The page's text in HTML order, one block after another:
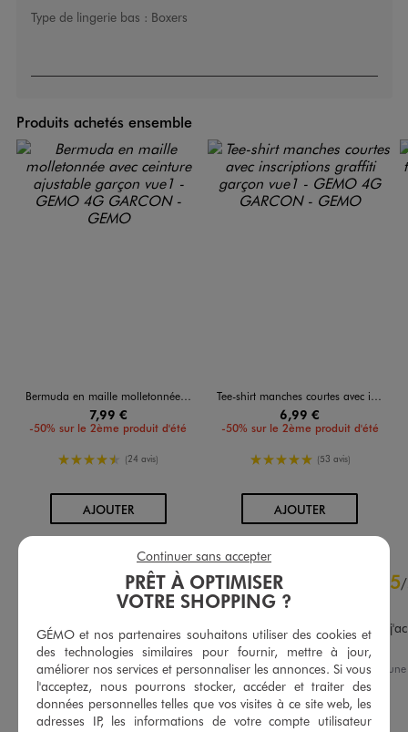
Type de lingerie bas : Boxers
Produits achetés ensemble
Bermuda en maille molletonnée avec ceinture ajustable garçon
7,99 €
-50% sur le 2ème produit d'été
4.5/5 de moyenne
(24 avis)
AJOUTERAU PANIER
Tee-shirt manches courtes avec inscriptions graffiti garçon
6,99 €
-50% sur le 2ème produit d'été
5/5 de moyenne
(53 avis)
AJOUTERAU PANIER
4.8/5
Basé sur166 avis soumis à un
contrôle
Voir tous les avis sur ce site
5/
Avis vérifié et récompensé
C'est la deuxième fois que
suis satisfaite.
Avis du19/07/2026 , suite à
06/07/2026
par I.L.
Signaler
PRÊT À OPTIMISER
VOTRE SHOPPING ?
GÉMO et nos partenaires souhaitons utiliser des cookies et
des technologies similaires pour fournir, mettre à jour,
améliorer nos services et personnaliser les annonces. Si vous
l'acceptez, nous pourrons stocker, accéder et traiter des
données personnelles telles que vos visites à ce site web, les
adresses IP, les informations de votre compte utilisateur
Continuer sans accepter